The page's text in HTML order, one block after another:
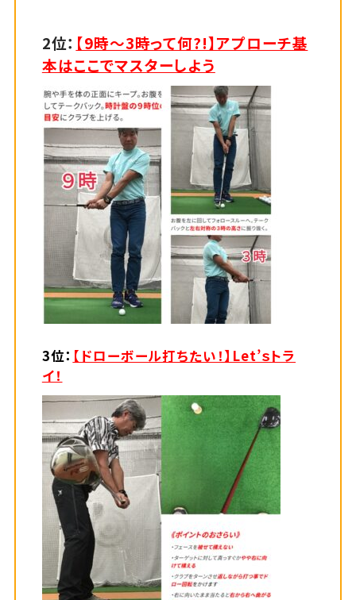
2位： 【9時～3時って何?!】アプローチ基
本はここでマスターしよう
3位： 【ドローボール打ちたい！】Let’ｓトラ
イ！